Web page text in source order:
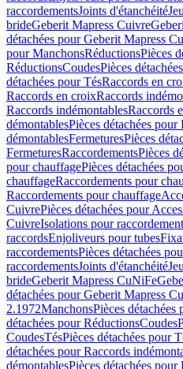
raccordementsJoints d'étanchéité
brideGeberit Mapress Cuivre
détachées pour Geberit Mapress
pour ManchonsRéductionsPièces
RéductionsCoudesPièces
détachées pour TésRaccords en
Raccords en croixRaccords
Raccords indémontablesRaccords
démontablesPièces détachées
démontablesFermeturesPièces
FermeturesRaccordementsPièces
pour chauffagePièces détachées
chauffageRaccordements pour
Raccordements pour chauffage
CuivrePièces détachées pour
CuivreIsolations pour
raccordsEnjoliveurs pour tubes
raccordementsPièces détachées
raccordementsJoints d'étanchéité
brideGeberit Mapress CuNiFe
détachées pour Geberit Mapress
2.1972ManchonsPièces détachées
détachées pour RéductionsCoudes
CoudesTésPièces détachées pour
détachées pour Raccords
démontablesPièces détachées